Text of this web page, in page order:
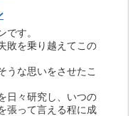
です。
敗を乗り越えてこの
うな思いをさせたこ
日々研究し、いつの
張って言える程に成